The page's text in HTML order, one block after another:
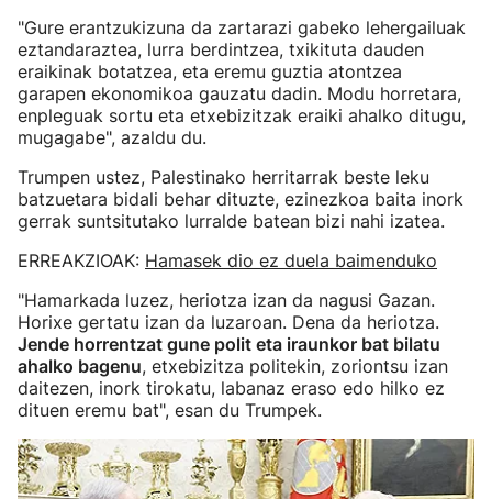
"Gure erantzukizuna da zartarazi gabeko lehergailuak
eztandaraztea, lurra berdintzea, txikituta dauden
eraikinak botatzea, eta eremu guztia atontzea
garapen ekonomikoa gauzatu dadin. Modu horretara,
enpleguak sortu eta etxebizitzak eraiki ahalko ditugu,
mugagabe", azaldu du.
Trumpen ustez, Palestinako herritarrak beste leku
batzuetara bidali behar dituzte, ezinezkoa baita inork
gerrak suntsitutako lurralde batean bizi nahi izatea.
ERREAKZIOAK: Hamasek dio ez duela baimenduko
"Hamarkada luzez, heriotza izan da nagusi Gazan.
Horixe gertatu izan da luzaroan. Dena da heriotza.
Jende horrentzat gune polit eta iraunkor bat bilatu
ahalko bagenu, etxebizitza politekin, zoriontsu izan
daitezen, inork tirokatu, labanaz eraso edo hilko ez
dituen eremu bat", esan du Trumpek.